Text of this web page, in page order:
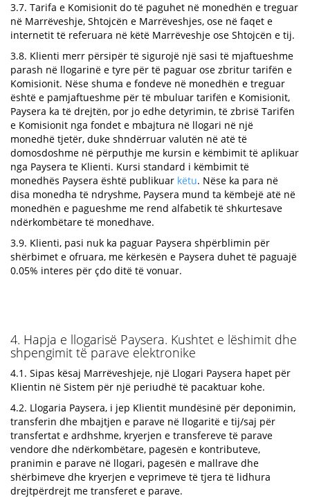
3.7. Tarifa e Komisionit do të paguhet në monedhën e treguar
në Marrëveshje, Shtojcën e Marrëveshjes, ose në faqet e
internetit të referuara në këtë Marrëveshje ose Shtojcën e tij.
3.8. Klienti merr përsipër të sigurojë një sasi të mjaftueshme
parash në llogarinë e tyre për të paguar ose zbritur tarifën e
Komisionit. Nëse shuma e fondeve në monedhën e treguar
është e pamjaftueshme për të mbuluar tarifën e Komisionit,
Paysera ka të drejtën, por jo edhe detyrimin, të zbrisë Tarifën
e Komisionit nga fondet e mbajtura në llogari në një
monedhë tjetër, duke shndërruar valutën në atë të
domosdoshme në përputhje me kursin e këmbimit të aplikuar
nga Paysera te Klienti. Kursi standard i këmbimit të
monedhës Paysera është publikuar këtu. Nëse ka para në
disa monedha të ndryshme, Paysera mund ta këmbejë atë në
monedhën e pagueshme me rend alfabetik të shkurtesave
ndërkombëtare të monedhave.
3.9. Klienti, pasi nuk ka paguar Paysera shpërblimin për
shërbimet e ofruara, me kërkesën e Paysera duhet të paguajë
0.05% interes për çdo ditë të vonuar.
4. Hapja e llogarisë Paysera. Kushtet e lëshimit dhe
shpengimit të parave elektronike
4.1. Sipas kësaj Marrëveshjeje, një Llogari Paysera hapet për
Klientin në Sistem për një periudhë të pacaktuar kohe.
4.2. Llogaria Paysera, i jep Klientit mundësinë për deponimin,
transferin dhe mbajtjen e parave në llogaritë e tij/saj për
transfertat e ardhshme, kryerjen e transfereve të parave
vendore dhe ndërkombëtare, pagesën e kontributeve,
pranimin e parave në llogari, pagesën e mallrave dhe
shërbimeve dhe kryerjen e veprimeve të tjera të lidhura
drejtpërdrejt me transferet e parave.